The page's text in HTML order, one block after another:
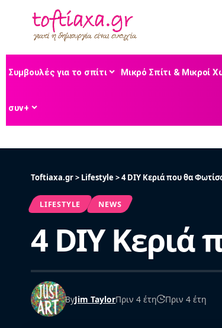
Συμβουλές για το σπίτι Μικρό Σπίτι & Μικροί
συν+
Toftiaxa.gr> Lifestyle>4 DIY Κεριά που θα
LIFESTYLE NEWS
4 DIY Κεριά
ByJim TaylorΠριν 4 έτη Πριν 4 έτη